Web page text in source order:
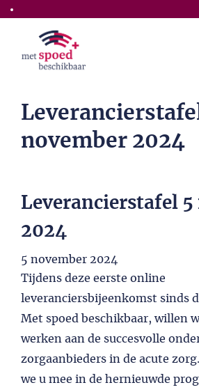
Skip to the main content
november 2024
Leverancierstafel 5
2024
5 november 2024
Tijdens deze eerste online
leveranciersbijeenkomst sinds
Met spoed beschikbaar, willen
werken aan de succesvolle
zorgaanbieders in de acute
we u mee in de hernieuwde